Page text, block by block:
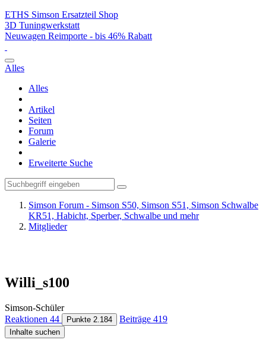
ETHS Simson Ersatzteil Shop
3D Tuningwerkstatt
Neuwagen Reimporte - bis 46% Rabatt
Alles
Alles
Artikel
Seiten
Forum
Galerie
Erweiterte Suche
Simson Forum - Simson S50, Simson S51, Simson Schwalbe
KR51, Habicht, Sperber, Schwalbe und mehr
Mitglieder
Willi_s100
Simson-Schüler
Reaktionen 44 Punkte 2.184 Beiträge 419
Inhalte suchen